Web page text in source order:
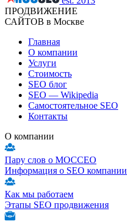
ПРОДВИЖЕНИЕ
САЙТОВ в Москве
Главная
О компании
Услуги
Стоимость
SEO блог
SEO — Wikipedia
Самостоятельное SEO
Контакты
О компании
Пару слов о МОССЕО
Информация о SEO компании
Как мы работаем
Этапы SEO продвижения